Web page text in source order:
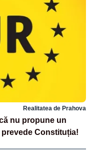
Realitatea de Prahova
nu propune un
Constituția!